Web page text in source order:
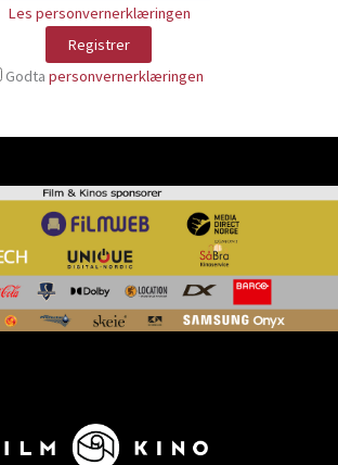
Les personvernerklæringen
Godta personvernerklæringen